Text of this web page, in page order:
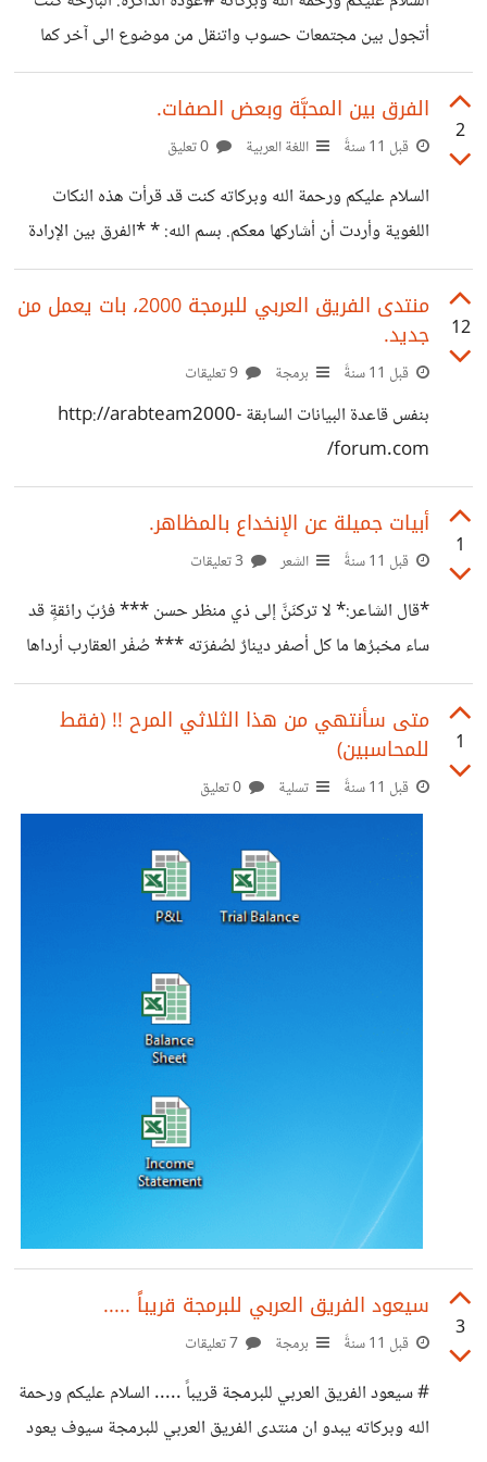
أتجول بين مجتمعات حسوب واتنقل من موضوع الى آخر كما
أفعل عادةً، ووقفت على موضوع للأخ [@الازرق]
https://io.hsoub.com/go/37526 - حول طابعة ثلاثية
الأبعاد رخيصة الثمن -، المهم انه استرعى انتباهي مجموعة من
وبعد قراءة سلسلة التعليقات كاملة، أعادت لي الذاكرة حادثة
حصلت معي منذ عام منصرم تقريباً. ##القصة: كنت مسافراً عن
طريق السيارة خلال بعض دول الوطن العربي، وما ان وصلنا
إحدى
2
الفرق بين المحبَّة وبعض الصفات.
قبل 11 سنةً اللغة العربية
السلام عليكم ورحمة الله وبركاته كنت قد قرأت هذه النكات
اللغوية وأردت أن أشاركها معكم. بسم الله: * *الفرق بين الإرادة
والمحبَّة:* (أَن المحبَّة تجري على الشَّيء، ويكون المراد به غيره،
وليس كذلك الإرادة، تقول: أحببت زيدًا. والمراد أنَّك تحب إكرامه
ونفعه، ولا يقال: أردت زيدًا بهذا المعنى، وتقول: أحبُّ الله، أي:
أحبُّ طاعته، ولا يقال: أريده. بهذا المعنى، فجعل المحبَّة لطاعة
الله محبَّة له، كما جعل الخوف من عقابه خوفًا منه. والمحبَّة أيضا
تجري مجرى الشَّهوة؛ فيقال: فلان يحبُّ
12
منتدى الفريق العربي للبرمجة 2000، بات يعمل من
جديد.
قبل 11 سنةً برمجة
بنفس قاعدة البيانات السابقة http://arabteam2000-
forum.com/
1
أبيات جميلة عن الإنخداع بالمظاهر.
قبل 11 سنةً الشعر
*قال الشاعر:* لا تركنَنَّ إلى ذي منظر حسن *** فرُبّ رائقةٍ قد
ساء مخبرُها ما كل أصفر دينارٌ لصُفرَته *** صُفْر العقارب أرداها
وأنكَرُها
1
متى سأنتهي من هذا الثلاثي المرح !! (فقط
للمحاسبين)
قبل 11 سنةً تسلية
3
سيعود الفريق العربي للبرمجة قريباً .....
قبل 11 سنةً برمجة
# سيعود الفريق العربي للبرمجة قريباً ..... السلام عليكم ورحمة
الله وبركاته يبدو ان منتدى الفريق العربي للبرمجة سيوف يعود